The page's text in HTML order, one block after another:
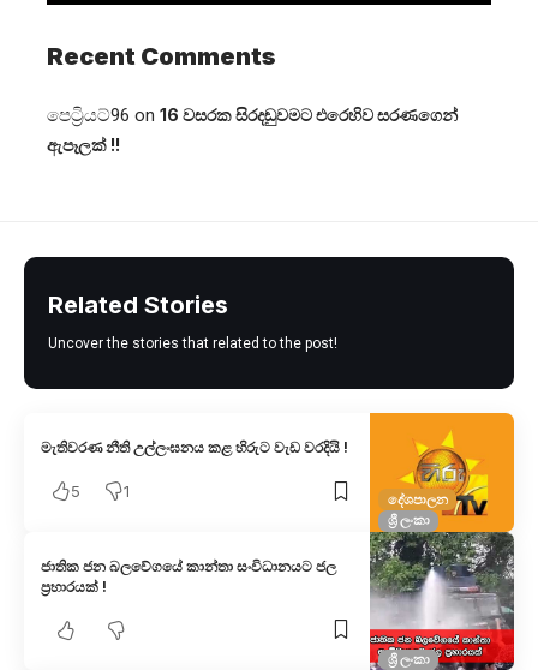
Recent Comments
පෙට්‍රියට්96 on 16 වසරක සිරදඬුවමට එරෙහිව සරණගෙන්
ඇපෑලක් !!
Related Stories
Uncover the stories that related to the post!
දේශපාලන
ශ්‍රී ලංකා
මැතිවරණ නීති උල්ලංඝනය කළ හිරුට වැඩ වරදියි !
5 1
ශ්‍රී ලංකා
ජාතික ජන බලවේගයේ කාන්තා සංවිධානයට ජල
ප්‍රහාරයක් !